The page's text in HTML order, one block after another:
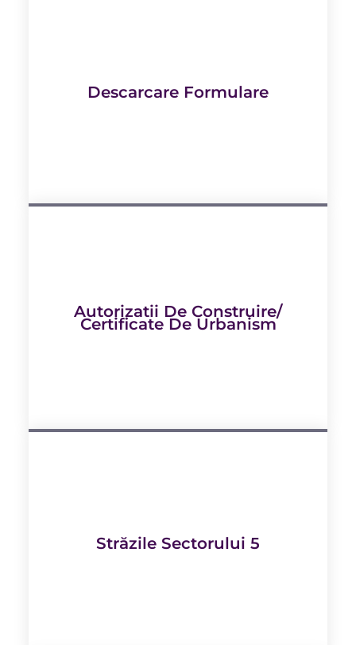
Descarcare Formulare
Autorizatii De Construire/
Certificate De Urbanism
Străzile Sectorului 5